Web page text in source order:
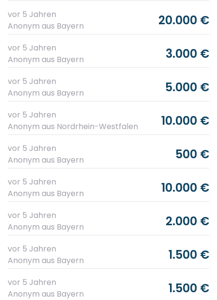
vor 5 Jahren
Anonym aus Bayern 20.000 €
vor 5 Jahren
Anonym aus Bayern 3.000 €
vor 5 Jahren
Anonym aus Bayern 5.000 €
vor 5 Jahren
Anonym aus Nordrhein-Westfalen 10.000 €
vor 5 Jahren
Anonym aus Bayern 500 €
vor 5 Jahren
Anonym aus Bayern 10.000 €
vor 5 Jahren
Anonym aus Bayern 2.000 €
vor 5 Jahren
Anonym aus Bayern 1.500 €
vor 5 Jahren
Anonym aus Bayern 1.500 €